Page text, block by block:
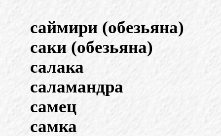
саймири (обезьяна)
саки (обезьяна)
салака
саламандра
самец
самка